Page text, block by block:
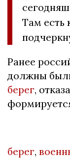
Там есть
Ранее
должны
берег,
берег,